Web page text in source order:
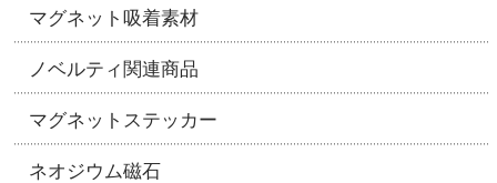
マグネット吸着素材
ノベルティ関連商品
マグネットステッカー
ネオジウム磁石